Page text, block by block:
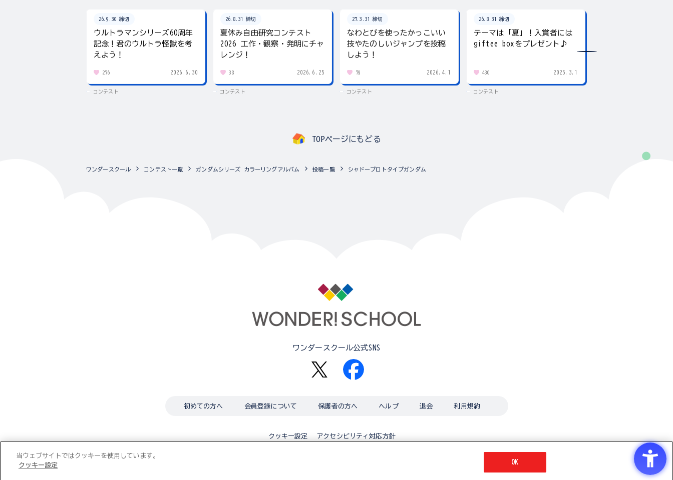
26.9.30 締切
ウルトラマンシリーズ60周年
記念！君のウルトラ怪獣を考
えよう！
276 2026.6.30
コンテスト
26.8.31 締切
夏休み自由研究コンテスト
2026 工作・観察・発明にチャ
レンジ！
38 2026.6.25
コンテスト
27.3.31 締切
なわとびを使ったかっこいい
技やたのしいジャンプを投稿
しよう！
79 2026.4.1
コンテスト
26.8.31 締切
テーマは「夏」！入賞者には
giftee boxをプレゼント♪
430 2025.3.1
コンテスト
TOPページにもどる
ワンダースクール コンテスト一覧 ガンダムシリーズ カラーリングアルバム 投稿一覧 シャドープロトタイプガンダム
ワンダースクール公式SNS
初めての方へ 会員登録について 保護者の方へ ヘルプ 退会 利用規約
クッキー設定 アクセシビリティ対応方針
当ウェブサイトではクッキーを使用しています。
クッキー設定
OK